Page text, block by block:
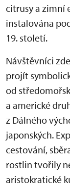
citrusy a zimní
instalována
19. století.
Návštěvníci
projít
od
a americké
z Dálného
japonských.
cestování,
rostlin tvořily
aristokratické